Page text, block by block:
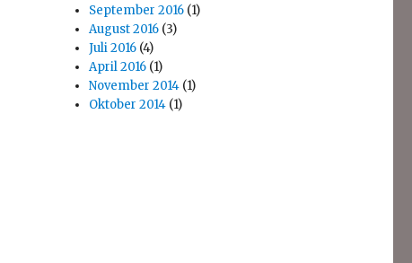
September 2016 (1)
August 2016 (3)
Juli 2016 (4)
April 2016 (1)
November 2014 (1)
Oktober 2014 (1)